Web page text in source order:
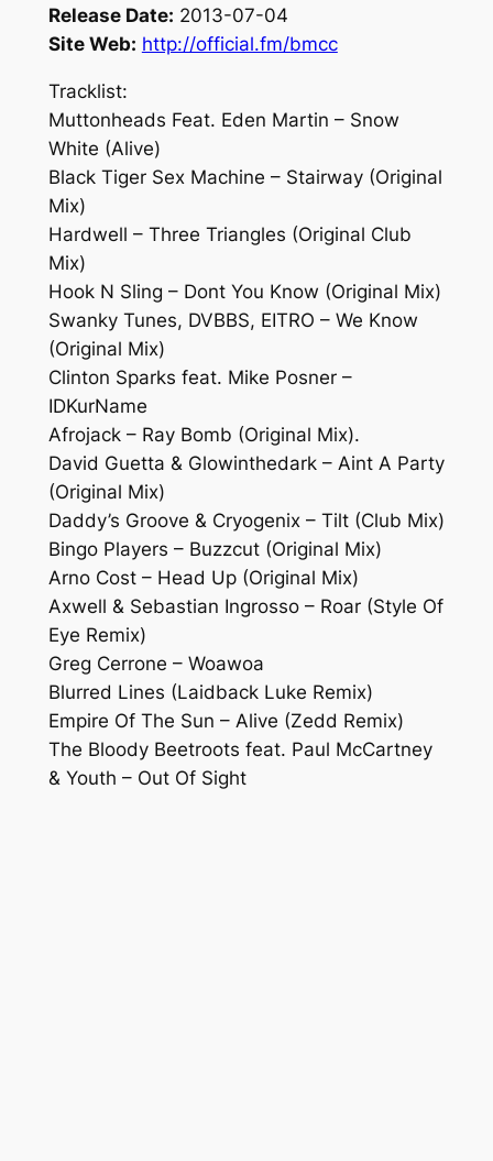
Release Date: 2013-07-04
Site Web: http://official.fm/bmcc
Tracklist:
Muttonheads Feat. Eden Martin – Snow
White (Alive)
Black Tiger Sex Machine – Stairway (Original
Mix)
Hardwell – Three Triangles (Original Club
Mix)
Hook N Sling – Dont You Know (Original Mix)
Swanky Tunes, DVBBS, EITRO – We Know
(Original Mix)
Clinton Sparks feat. Mike Posner –
IDKurName
Afrojack – Ray Bomb (Original Mix).
David Guetta & Glowinthedark – Aint A Party
(Original Mix)
Daddy’s Groove & Cryogenix – Tilt (Club Mix)
Bingo Players – Buzzcut (Original Mix)
Arno Cost – Head Up (Original Mix)
Axwell & Sebastian Ingrosso – Roar (Style Of
Eye Remix)
Greg Cerrone – Woawoa
Blurred Lines (Laidback Luke Remix)
Empire Of The Sun – Alive (Zedd Remix)
The Bloody Beetroots feat. Paul McCartney
& Youth – Out Of Sight